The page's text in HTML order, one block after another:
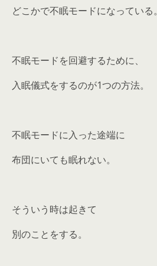
どこかで不眠モードになっている。
不眠モードを回避するために、
入眠儀式をするのが1つの方法。
不眠モードに入った途端に
布団にいても眠れない。
そういう時は起きて
別のことをする。